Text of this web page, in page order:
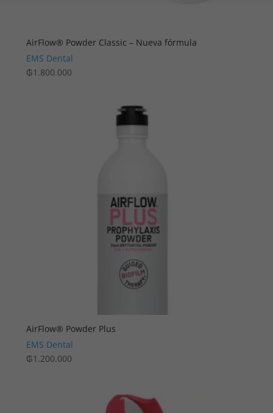
AirFlow® Powder Classic – Nueva fórmula
EMS Dental
₲1.800.000
AirFlow® Powder Plus
EMS Dental
₲1.200.000